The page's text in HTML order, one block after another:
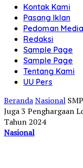
Kontak Kami
Pasang Iklan
Pedoman
Redaksi
Sample Page
Sample Page
Tentang Kami
UU Pers
BerandaNasional
Juga 3 Penghargaan
Tahun 2024
Nasional